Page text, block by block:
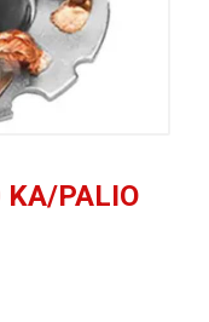
KA/PALIO